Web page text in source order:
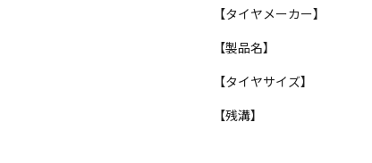
【タイヤメーカー】
【製品名】
【タイヤサイズ】
【残溝】